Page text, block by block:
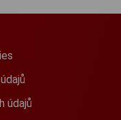
údajů